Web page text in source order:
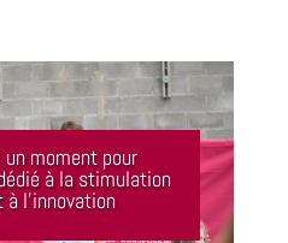
un moment pour
à la stimulation
l’innovation